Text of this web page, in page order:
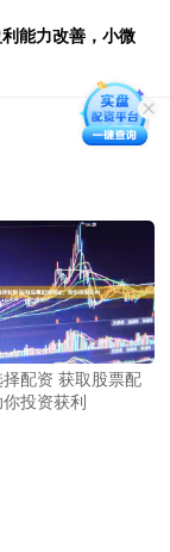
能力改善，小微
配资 获取股票配
投资获利